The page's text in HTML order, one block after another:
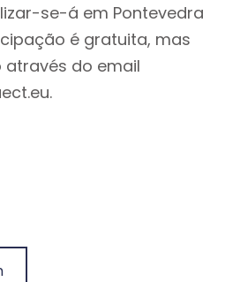
se-á em Pontevedra
é gratuita, mas
através do email